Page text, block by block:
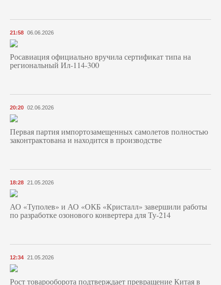
21:58 06.06.2026
Росавиация официально вручила сертификат типа на
региональный Ил-114-300
20:20 02.06.2026
Первая партия импортозамещенных самолетов полностью
законтрактована и находится в производстве
18:28 21.05.2026
АО «Туполев» и АО «ОКБ «Кристалл» завершили работы
по разработке озонового конвертера для Ту-214
12:34 21.05.2026
Рост товарооборота подтверждает превращение Китая в